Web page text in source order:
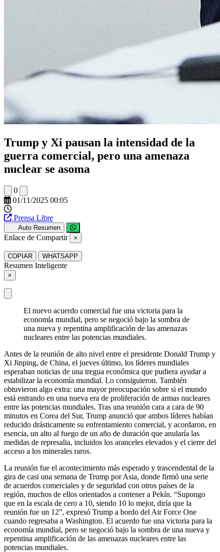
Trump y Xi pausan la intensidad de la
guerra comercial, pero una amenaza
nuclear se asoma
0
01/11/2025 00:05
Prensa Libre
Auto Resumen
Enlace de Compartir ×
COPIAR WHATSAPP
Resumen Inteligente
×
El nuevo acuerdo comercial fue una victoria para la
economía mundial, pero se negoció bajo la sombra de
una nueva y repentina amplificación de las amenazas
nucleares entre las potencias mundiales.
Antes de la reunión de alto nivel entre el presidente Donald Trump y
Xi Jinping, de China, el jueves último, los líderes mundiales
esperaban noticias de una tregua económica que pudiera ayudar a
estabilizar la economía mundial. Lo consiguieron. También
obtuvieron algo extra: una mayor preocupación sobre si el mundo
está entrando en una nueva era de proliferación de armas nucleares
entre las potencias mundiales. Tras una reunión cara a cara de 90
minutos en Corea del Sur, Trump anunció que ambos líderes habían
reducido drásticamente su enfrentamiento comercial, y acordaron, en
esencia, un alto al fuego de un año de duración que anularía las
medidas de represalia, incluidos los aranceles elevados y el cierre del
acceso a los minerales raros.
La reunión fue el acontecimiento más esperado y trascendental de la
gira de casi una semana de Trump por Asia, donde firmó una serie
de acuerdos comerciales y de seguridad con otros países de la
región, muchos de ellos orientados a contener a Pekín. “Supongo
que en la escala de cero a 10, siendo 10 lo mejor, diría que la
reunión fue un 12”, expresó Trump a bordo del Air Force One
cuando regresaba a Washington. El acuerdo fue una victoria para la
economía mundial, pero se negoció bajo la sombra de una nueva y
repentina amplificación de las amenazas nucleares entre las
potencias mundiales.